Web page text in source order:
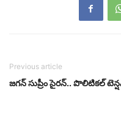
Previous article
జ‌గ‌న్ సుప్రీం సైరన్‌.. పొలిటిక‌ల్